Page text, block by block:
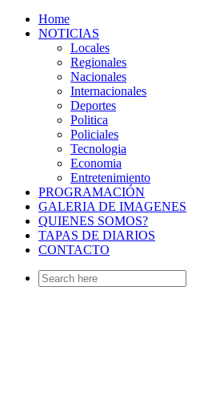
Home
NOTICIAS
Locales
Regionales
Nacionales
Internacionales
Deportes
Politica
Policiales
Tecnologia
Economia
Entretenimiento
PROGRAMACIÓN
GALERIA DE IMAGENES
QUIENES SOMOS?
TAPAS DE DIARIOS
CONTACTO
Search
for: